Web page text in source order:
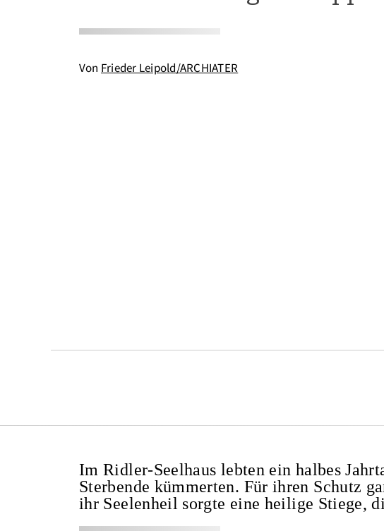
Von Frieder Leipold/ARCHIATER
Im Ridler-Seelhaus lebten ein halbes
Sterbende kümmerten. Für ihren Schutz
ihr Seelenheil sorgte eine heilige Stiege,